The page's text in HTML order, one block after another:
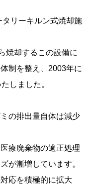
リーキルン式焼却施
焼却するこの設備に
制を整え、2003年に
しました。
の排出量自体は減少
療廃棄物の適正処理
が漸増しています。
応を積極的に拡大